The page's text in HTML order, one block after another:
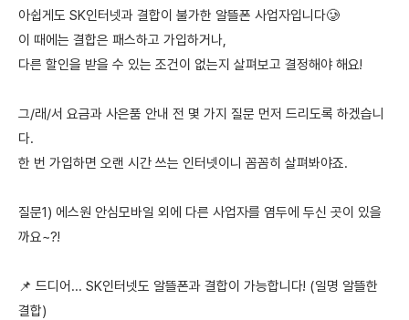
아쉽게도 SK인터넷과 결합이 불가한 알뜰폰 사업자입니다🥲
이 때에는 결합은 패스하고 가입하거나,
다른 할인을 받을 수 있는 조건이 없는지 살펴보고 결정해야 해요!
그/래/서 요금과 사은품 안내 전 몇 가지 질문 먼저 드리도록 하겠습니
다.
한 번 가입하면 오랜 시간 쓰는 인터넷이니 꼼꼼히 살펴봐야죠.
질문1) 에스원 안심모바일 외에 다른 사업자를 염두에 두신 곳이 있을
까요~?!
📌 드디어... SK인터넷도 알뜰폰과 결합이 가능합니다! (일명 알뜰한
결합)